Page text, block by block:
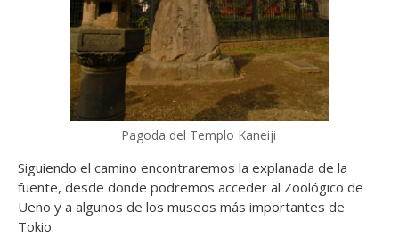
Pagoda del Templo Kaneiji
Siguiendo el camino encontraremos la explanada de la
fuente, desde donde podremos acceder al Zoológico de
Ueno y a algunos de los museos más importantes de
Tokio.